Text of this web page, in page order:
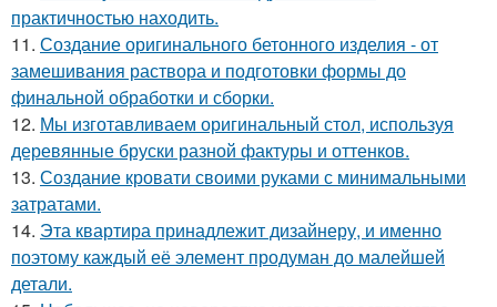
практичностью находить.
11. Создание оригинального бетонного изделия - от
замешивания раствора и подготовки формы до
финальной обработки и сборки.
12. Мы изготавливаем оригинальный стол, используя
деревянные бруски разной фактуры и оттенков.
13. Создание кровати своими руками с минимальными
затратами.
14. Эта квартира принадлежит дизайнеру, и именно
поэтому каждый её элемент продуман до малейшей
детали.